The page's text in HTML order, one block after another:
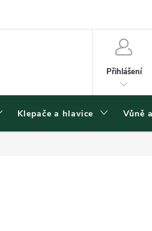
Přihlášení
Klepače a hlavice Vůně